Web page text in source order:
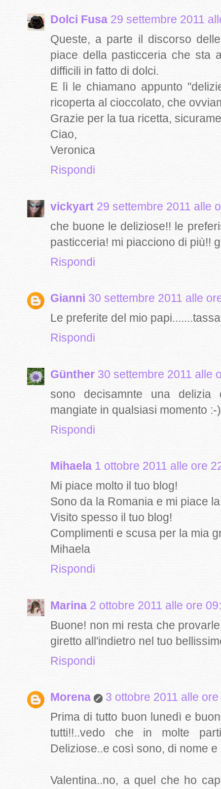
Dolci Fusa 29 settembre 2011
Queste, a parte il discorso
piace della pasticceria che sta
difficili in fatto di dolci.
E lì le chiamano appunto
ricoperta al cioccolato, che
Grazie per la tua ricetta,
Ciao,
Veronica
Rispondi
vickyart 29 settembre 2011 alle
che buone le deliziose!! le
pasticceria! mi piacciono di più!!
Rispondi
Gianni 30 settembre 2011 alle
Le preferite del mio
Rispondi
Günther 30 settembre 2011 alle
sono decisamnte una
mangiate in qualsiasi momento :-)
Rispondi
Mihaela 1 ottobre 2011 alle ore
Mi piace molto il tuo blog!
Sono da la Romania e mi piace
Visito spesso il tuo blog!
Complimenti e scusa per la mia
Mihaela
Rispondi
Marina 2 ottobre 2011 alle ore
Buone! non mi resta che
giretto all'indietro nel tuo
Rispondi
Morena
3 ottobre 2011 alle
Prima di tutto buon lunedì e
tutti!!..vedo che in molte
Deliziose..e così sono, di nome e
Valentina..no, a quel che ho